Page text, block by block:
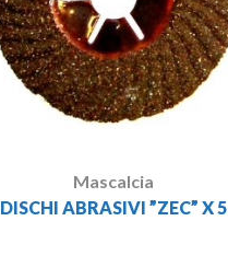
Mascalcia
DISCHI ABRASIVI ”ZEC” X 5